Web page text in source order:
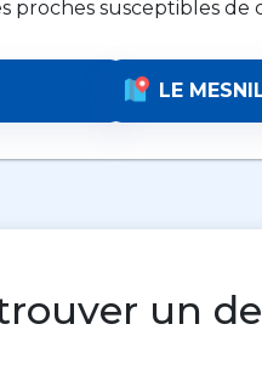
proches susceptibles
LE
un